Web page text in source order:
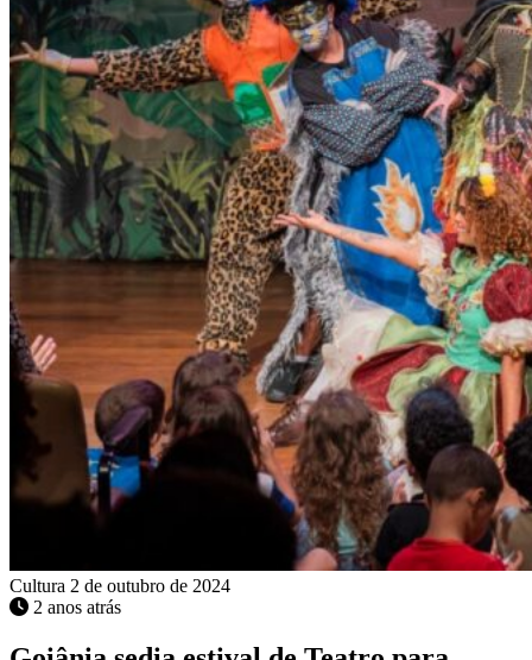
Cultura 2 de outubro de 2024
2 anos atrás